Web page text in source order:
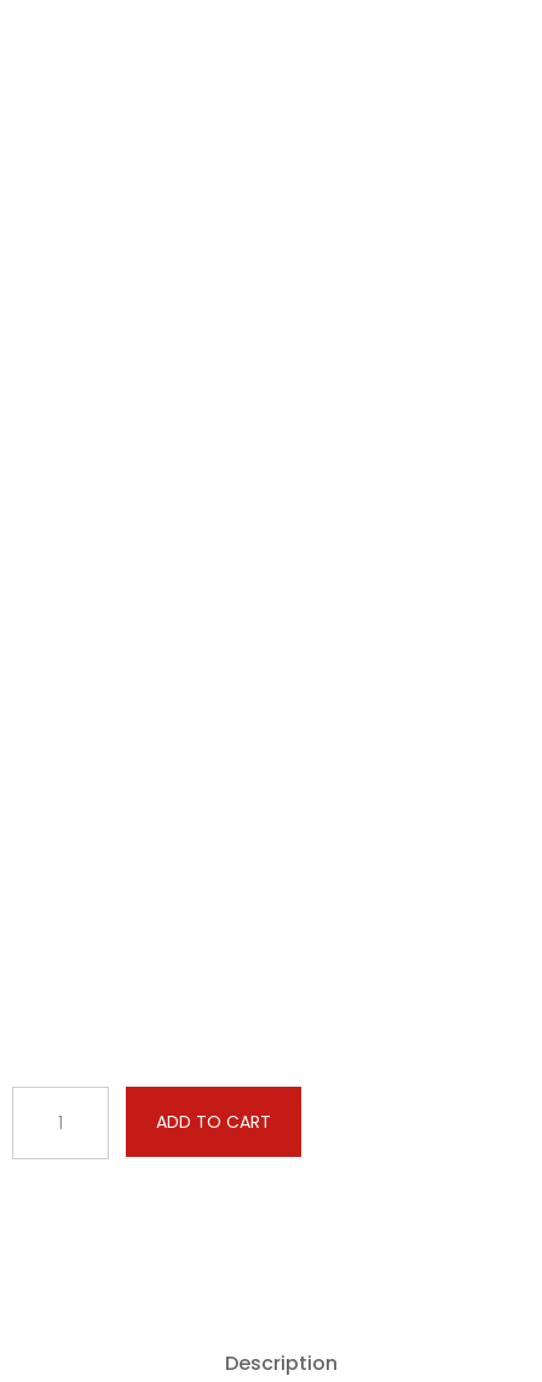
Express
ADD TO CART
Description